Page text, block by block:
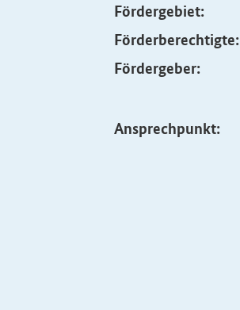
Fördergebiet:
Förderberechtigte:
Fördergeber:
Ansprechpunkt: